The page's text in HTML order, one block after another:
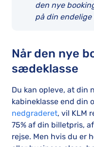
den nye
på din
Når den nye
sædeklasse
Du kan opleve, at din
kabineklasse end din
nedgraderet, vil KLM
75% af din billetpris,
rejse. Men hvis du er